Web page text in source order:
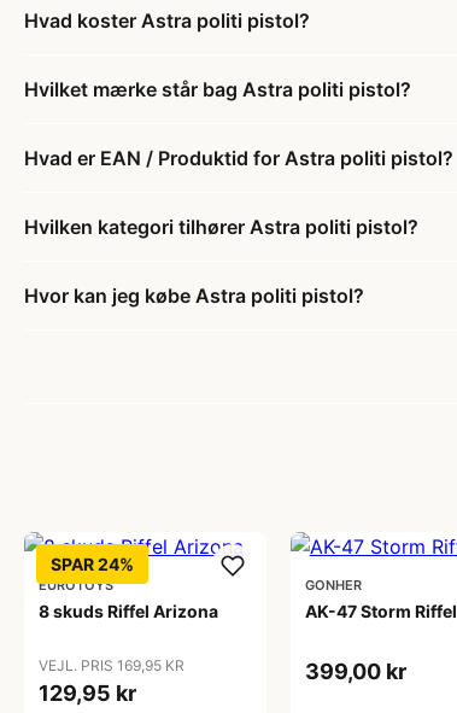
Hvad koster Astra politi pistol?
Hvilket mærke står bag Astra politi pistol?
Hvad er EAN / Produktid for Astra politi pistol?
Hvilken kategori tilhører Astra politi pistol?
Hvor kan jeg købe Astra politi pistol?
SPAR 24%
EUROTOYS
8 skuds Riffel Arizona
VEJL. PRIS 169,95 KR
129,95 kr
GONHER
AK-47 Storm Riffel
399,00 kr